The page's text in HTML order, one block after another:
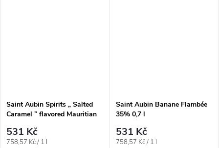
Saint Aubin Spirits „ Salted
Caramel ” flavored Mauritian
531 Kč
Měrná
758,57 Kč / 1 l
Saint Aubin Banane Flambée
35% 0,7 l
531 Kč
Měrná
758,57 Kč / 1 l